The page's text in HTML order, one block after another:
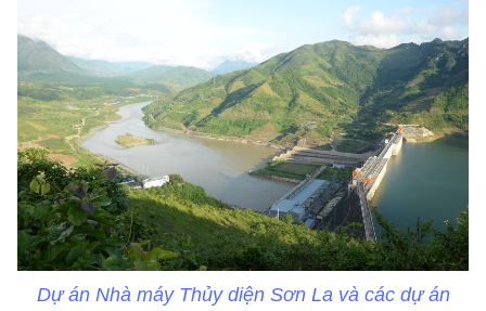
Dự án Nhà máy Thủy diện Sơn La và các dự án